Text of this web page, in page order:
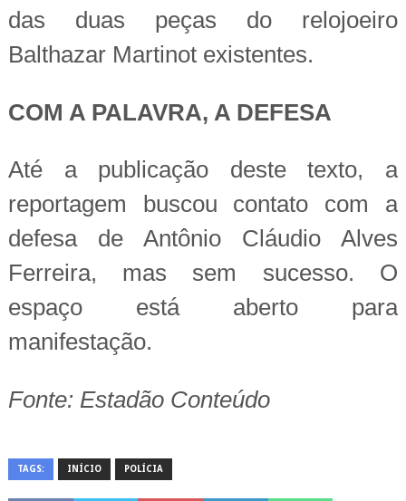
das duas peças do relojoeiro
Balthazar Martinot existentes.
COM A PALAVRA, A DEFESA
Até a publicação deste texto, a
reportagem buscou contato com a
defesa de Antônio Cláudio Alves
Ferreira, mas sem sucesso. O
espaço está aberto para
manifestação.
Fonte: Estadão Conteúdo
TAGS: INÍCIO POLÍCIA